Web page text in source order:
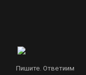
Пишите. Ответиим